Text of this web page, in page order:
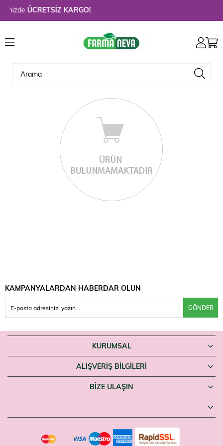
ÜCRETSİZ KARGO!
KAMPANYALARDAN HABERDAR OLUN
GÖNDER
KURUMSAL
ALIŞVERİŞ BİLGİLERİ
BIZE ULAŞIN